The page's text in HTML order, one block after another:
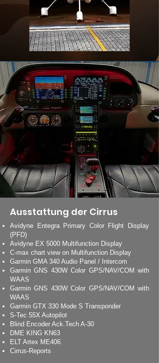
Ausstattung der Cirrus
Avidyne Entegra Primary Color Flight Display
(PFD)
Avidyne EX 5000 Multifunction Display
C-max chart view on Multifunction Display
Garmin GMA 340 Audio Panel / Intercom
Garmin GNS 430W Color GPS/NAV/COM with
WAAS
Garmin GNS 430W Color GPS/NAV/COM with
WAAS
Garmin GTX 330 Mode S Transponder
S-Tec 55X Autopilot
Blind Encoder Ack.Tech A-30
DME KING KN63
ELT Artex ME406
Cirrus-Reports